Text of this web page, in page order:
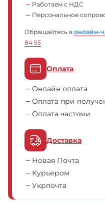
Работаем с НДС
Персональное
Обращайтесь в онлайн-
84 55
Оплата
Онлайн оплата
Оплата при
Оплата частями
Доставка
Новая Почта
Курьером
Укрпочта